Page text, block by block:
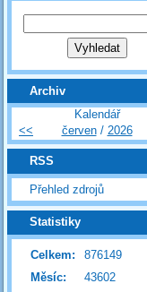
Archiv
Kalendář
<<
červen/ 2026
RSS
Přehled zdrojů
Statistiky
Celkem:
876149
Měsíc:
43602